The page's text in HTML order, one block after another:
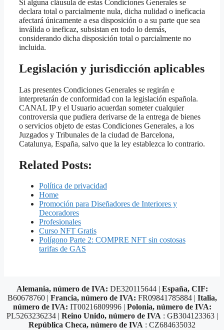
Si alguna cláusula de estas Condiciones Generales se
declara total o parcialmente nula, dicha nulidad o ineficacia
afectará únicamente a esa disposición o a su parte que sea
inválida o ineficaz, subsistan en todo lo demás,
considerando dicha disposición total o parcialmente no
incluida.
Legislación y jurisdicción aplicables
Las presentes Condiciones Generales se regirán e
interpretarán de conformidad con la legislación española.
CANAL IP y el Usuario acuerdan someter cualquier
controversia que pudiera derivarse de la entrega de bienes
o servicios objeto de estas Condiciones Generales, a los
Juzgados y Tribunales de la ciudad de Barcelona,
Catalunya, España, salvo que la ley establezca lo contrario.
Related Posts:
Política de privacidad
Home
Promoción para Diseñadores de Interiores y
Decoradores
Profesionales
Curso NFT Gratis
Polígono Parte 2: COMPRE NFT sin costosas
tarifas de GAS
Alemania, número de IVA: DE320115644 | España, CIF:
B60678760 | Francia, número de IVA: FR09841785884 | Italia,
número de IVA: IT00216809996 | Polonia, número de IVA:
PL5263236234 | Reino Unido, número de IVA: GB304123363 |
República Checa, número de IVA : CZ684635032